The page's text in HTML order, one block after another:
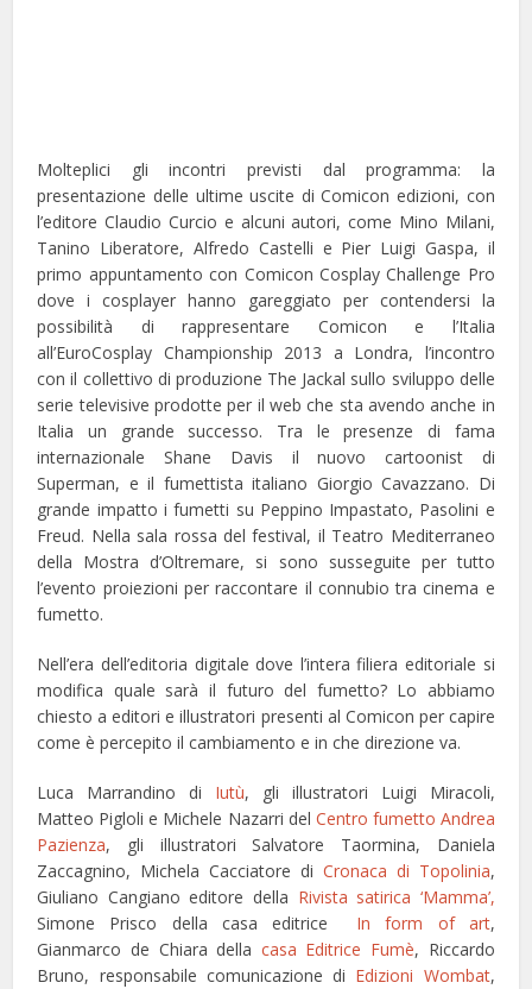
Molteplici gli incontri previsti dal programma: la
presentazione delle ultime uscite di Comicon edizioni, con
l’editore Claudio Curcio e alcuni autori, come Mino Milani,
Tanino Liberatore, Alfredo Castelli e Pier Luigi Gaspa, il
primo appuntamento con Comicon Cosplay Challenge Pro
dove i cosplayer hanno gareggiato per contendersi la
possibilità di rappresentare Comicon e l’Italia
all’EuroCosplay Championship 2013 a Londra, l’incontro
con il collettivo di produzione The Jackal sullo sviluppo delle
serie televisive prodotte per il web che sta avendo anche in
Italia un grande successo. Tra le presenze di fama
internazionale Shane Davis il nuovo cartoonist di
Superman, e il fumettista italiano Giorgio Cavazzano. Di
grande impatto i fumetti su Peppino Impastato, Pasolini e
Freud. Nella sala rossa del festival, il Teatro Mediterraneo
della Mostra d’Oltremare, si sono susseguite per tutto
l’evento proiezioni per raccontare il connubio tra cinema e
fumetto.
Nell’era dell’editoria digitale dove l’intera filiera editoriale si
modifica quale sarà il futuro del fumetto? Lo abbiamo
chiesto a editori e illustratori presenti al Comicon per capire
come è percepito il cambiamento e in che direzione va.
Luca Marrandino di Iutù, gli illustratori Luigi Miracoli,
Matteo Pigloli e Michele Nazarri del Centro fumetto Andrea
Pazienza, gli illustratori Salvatore Taormina, Daniela
Zaccagnino, Michela Cacciatore di Cronaca di Topolinia,
Giuliano Cangiano editore della Rivista satirica ‘Mamma’,
Simone Prisco della casa editrice
In form of art,
Gianmarco de Chiara della casa Editrice Fumè, Riccardo
Bruno, responsabile comunicazione di Edizioni Wombat,